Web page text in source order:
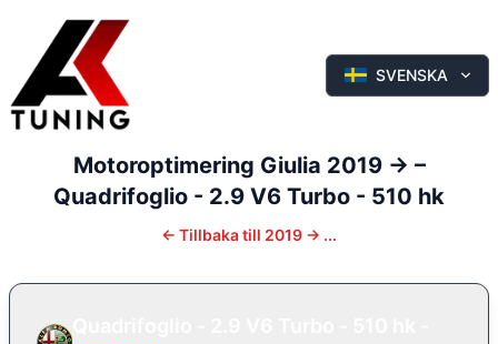
SVENSKA
Motoroptimering Giulia 2019 -> –
Quadrifoglio - 2.9 V6 Turbo - 510 hk
← Tillbaka till 2019 -> ...